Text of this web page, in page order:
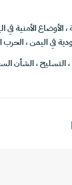
،الأوضاع الأمنية في
في اليمن،الحرب
،التسليح،الشأن